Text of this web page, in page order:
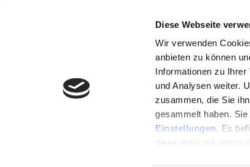
Diese Webseite
Wir verwenden
anbieten zu können
Informationen zu
und Analysen weiter.
zusammen, die Sie
gesammelt haben.
Einstellungen. Es
diese jederzeit
Experten